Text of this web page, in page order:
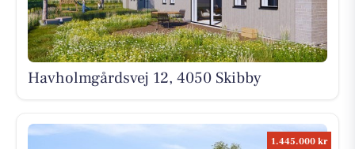
Havholmgårdsvej 12, 4050 Skibby
1.445.000 kr